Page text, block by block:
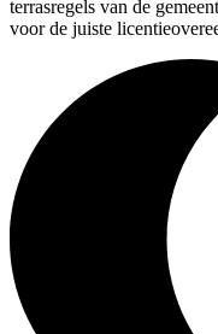
terrasregels van de
voor de juiste